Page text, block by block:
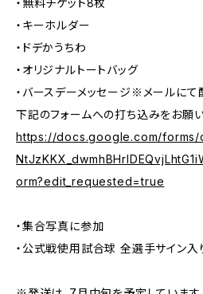
・無料チケット8枚
・キーホルダー
・ドデかうちわ
・オリジナルトートバッグ
・バースデーメッセージ※メールにて
下記のフォームへの打ち込みをお願い
https://docs.google.com/forms/
orm?edit_requested=true
・集合写真に参加
・公式戦使用試合球 全選手サイン入